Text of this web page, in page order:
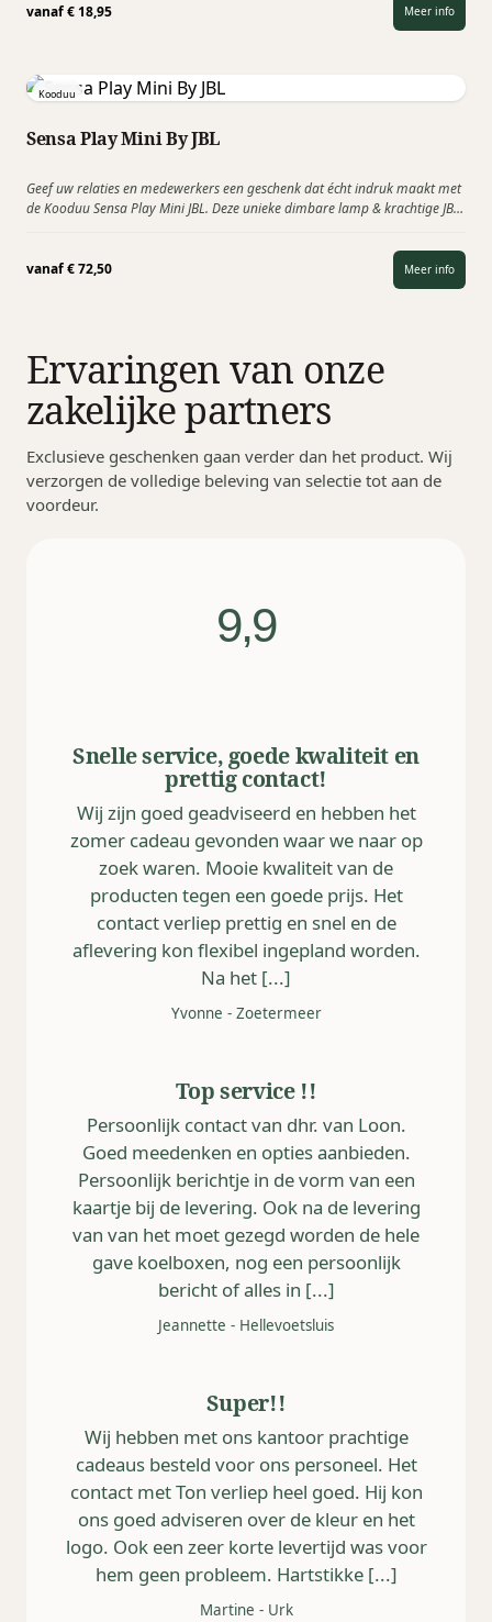
vanaf€ 18,95 Meer info
Kooduu
Sensa Play Mini By JBL
Geef uw relaties en medewerkers een geschenk dat écht indruk maakt met
de Kooduu Sensa Play Mini JBL. Deze unieke dimbare lamp & krachtige JBL
vanaf€72,50 Meer info
Ervaringen van onze
zakelijke partners
Exclusieve geschenken gaan verder dan het product. Wij
verzorgen de volledige beleving van selectie tot aan de
voordeur.
9,9
Snelle service, goede kwaliteit en
prettig contact!
Wij zijn goed geadviseerd en hebben het
zomer cadeau gevonden waar we naar op
zoek waren. Mooie kwaliteit van de
producten tegen een goede prijs. Het
contact verliep prettig en snel en de
aflevering kon flexibel ingepland worden.
Na het [...]
Yvonne - Zoetermeer
Top service !!
Persoonlijk contact van dhr. van Loon.
Goed meedenken en opties aanbieden.
Persoonlijk berichtje in de vorm van een
kaartje bij de levering. Ook na de levering
van van het moet gezegd worden de hele
gave koelboxen, nog een persoonlijk
bericht of alles in [...]
Jeannette - Hellevoetsluis
Super!!
Wij hebben met ons kantoor prachtige
cadeaus besteld voor ons personeel. Het
contact met Ton verliep heel goed. Hij kon
ons goed adviseren over de kleur en het
logo. Ook een zeer korte levertijd was voor
hem geen probleem. Hartstikke [...]
Martine - Urk